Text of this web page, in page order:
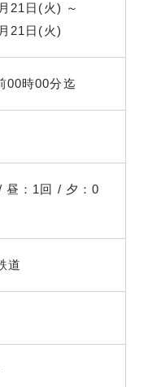
21日(火) ～
21日(火)
00時00分迄
昼：1回 / 夕：0
道